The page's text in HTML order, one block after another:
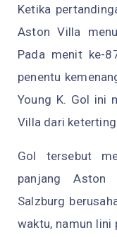
Ketika
Aston Villa
Pada menit ke-
penentu
Young K. Gol ini
Villa dari
Gol tersebut
panjang Aston
Salzburg
waktu, namun lini